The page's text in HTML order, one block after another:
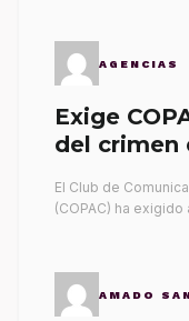
AGENCIAS
Exige
del crimen
El Club de
(COPAC) ha
AMADO